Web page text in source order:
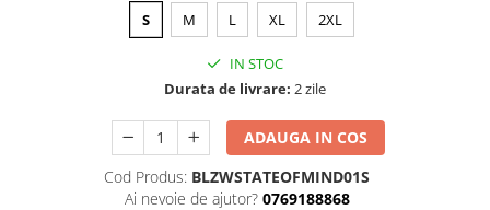
Bluze Fluturi
S M L XL 2XL
IN STOC
Durata de livrare: 2 zile
ADAUGA IN COS
Cod Produs: BLZWSTATEOFMIND01S
Ai nevoie de ajutor? 0769188868